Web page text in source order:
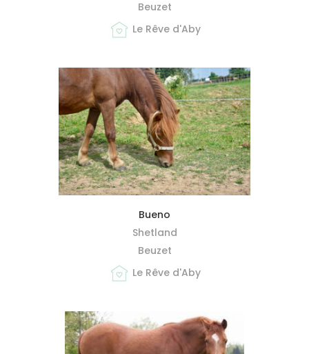
Beuzet
Le Rêve d'Aby
MIEUX ME CONNAÎTRE
Bueno
Shetland
Beuzet
Le Rêve d'Aby